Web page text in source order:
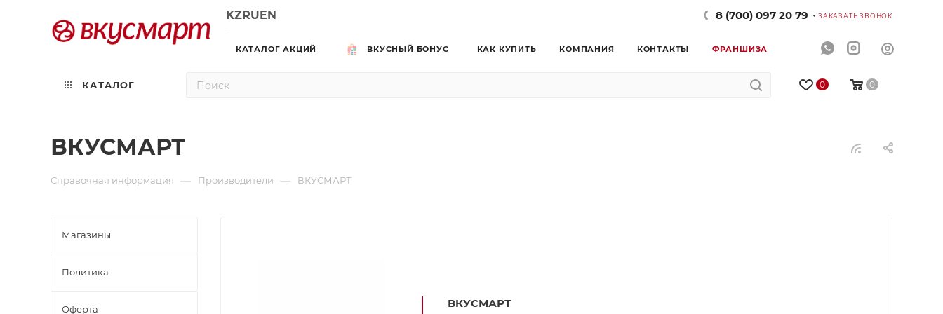
KZRUEN 8 (700) 097 20 79 ЗАКАЗАТЬ ЗВОНОК
КАТАЛОГ АКЦИЙ ВКУСНЫЙ БОНУС КАК КУПИТЬ КОМПАНИЯ КОНТАКТЫ ФРАНШИЗА
0 0
КАТАЛОГ
ВКУСМАРТ
Справочная информация — Производители — ВКУСМАРТ
ВКУСМАРТ
Магазины
Политика
Офертa